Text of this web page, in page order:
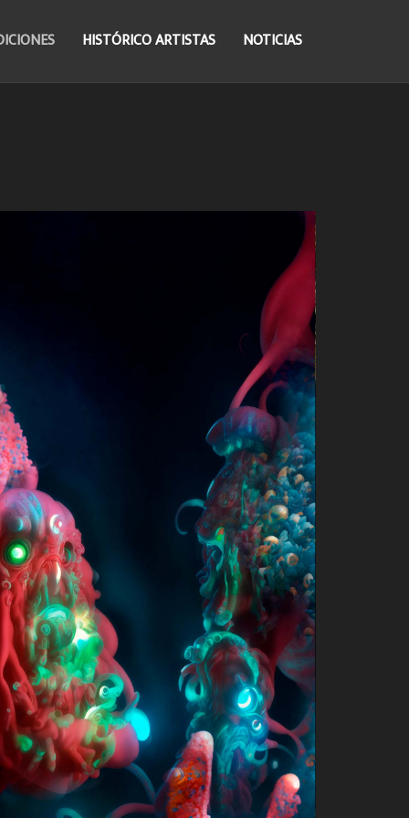
HISTÓRICO ARTISTAS NOTICIAS